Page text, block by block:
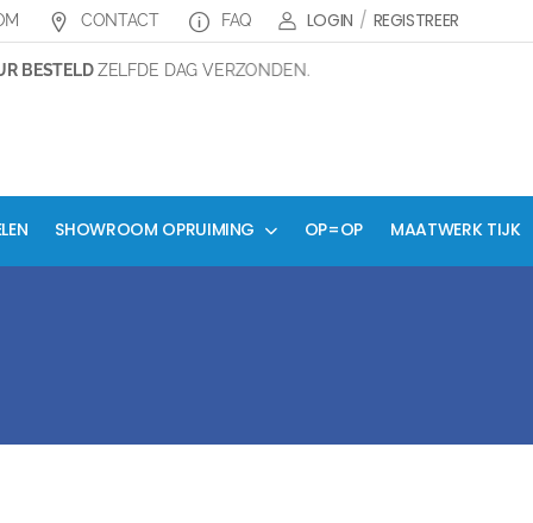
CONTACT FAQ LOGIN / REGISTREER
ZELFDE DAG VERZONDEN.
SHOWROOM OPRUIMING OP=OP MAATWERK TIJK